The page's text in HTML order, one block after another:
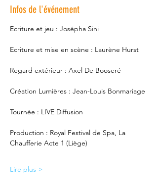
Infos de l'événement
Ecriture et jeu : Josépha Sini
Ecriture et mise en scène : Laurène Hurst
Regard extérieur : Axel De Booseré
Création Lumières : Jean-Louis Bonmariage
Tournée : LIVE Diffusion
Production : Royal Festival de Spa, La
Chaufferie Acte 1 (Liège)
Lire plus >